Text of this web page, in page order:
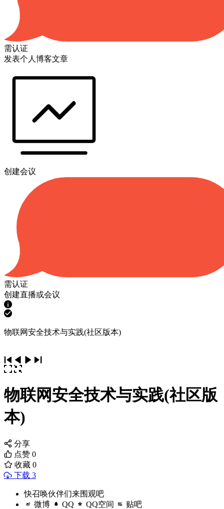
需认证
发表个人博客文章
创建会议
需认证
创建直播或会议
物联网安全技术与实践(社区版本)
物联网安全技术与实践(社区版
本)
分享
点赞 0
收藏 0
下载 3
快召唤伙伴们来围观吧
微博 QQ QQ空间 贴吧